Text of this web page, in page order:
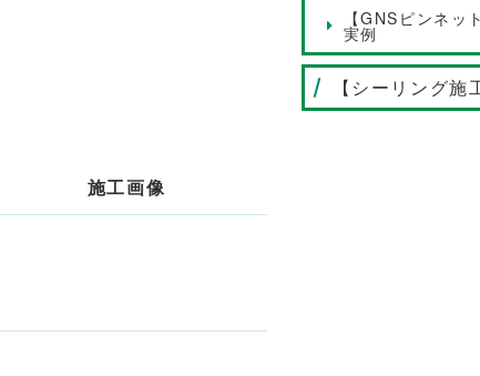
施工画像
【GNSピンネッ
実例
【シーリング施